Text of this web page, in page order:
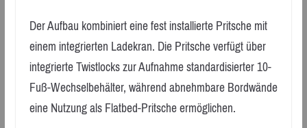
Der Aufbau kombiniert eine fest installierte Pritsche mit
einem integrierten Ladekran. Die Pritsche verfügt über
integrierte Twistlocks zur Aufnahme standardisierter 10-
Fuß-Wechselbehälter, während abnehmbare Bordwände
eine Nutzung als Flatbed-Pritsche ermöglichen.